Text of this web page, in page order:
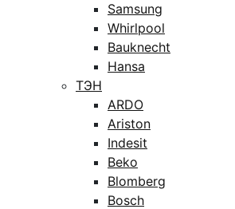
Samsung
Whirlpool
Bauknecht
Hansa
ТЭН
ARDO
Ariston
Indesit
Beko
Blomberg
Bosch